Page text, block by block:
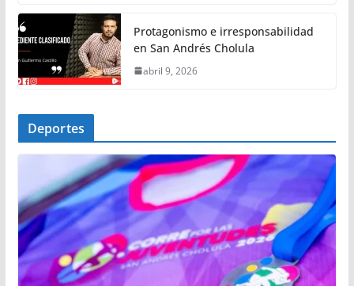
Protagonismo e irresponsabilidad
en San Andrés Cholula
abril 9, 2026
Deportes